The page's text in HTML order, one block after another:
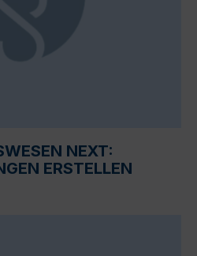
NEXT:
ERSTELLEN